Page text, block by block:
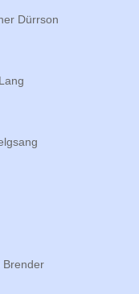
Dürrson
Brender